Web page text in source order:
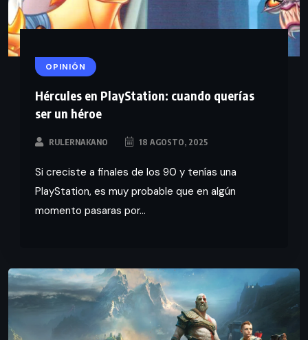
OPINIÓN
Hércules en PlayStation: cuando querías
ser un héroe
RULERNAKANO 18 AGOSTO, 2025
Si creciste a finales de los 90 y tenías una
PlayStation, es muy probable que en algún
momento pasaras por...